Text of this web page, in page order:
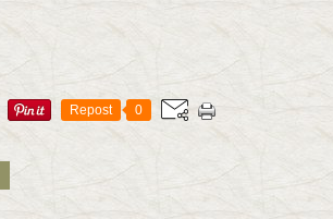
Repost 0